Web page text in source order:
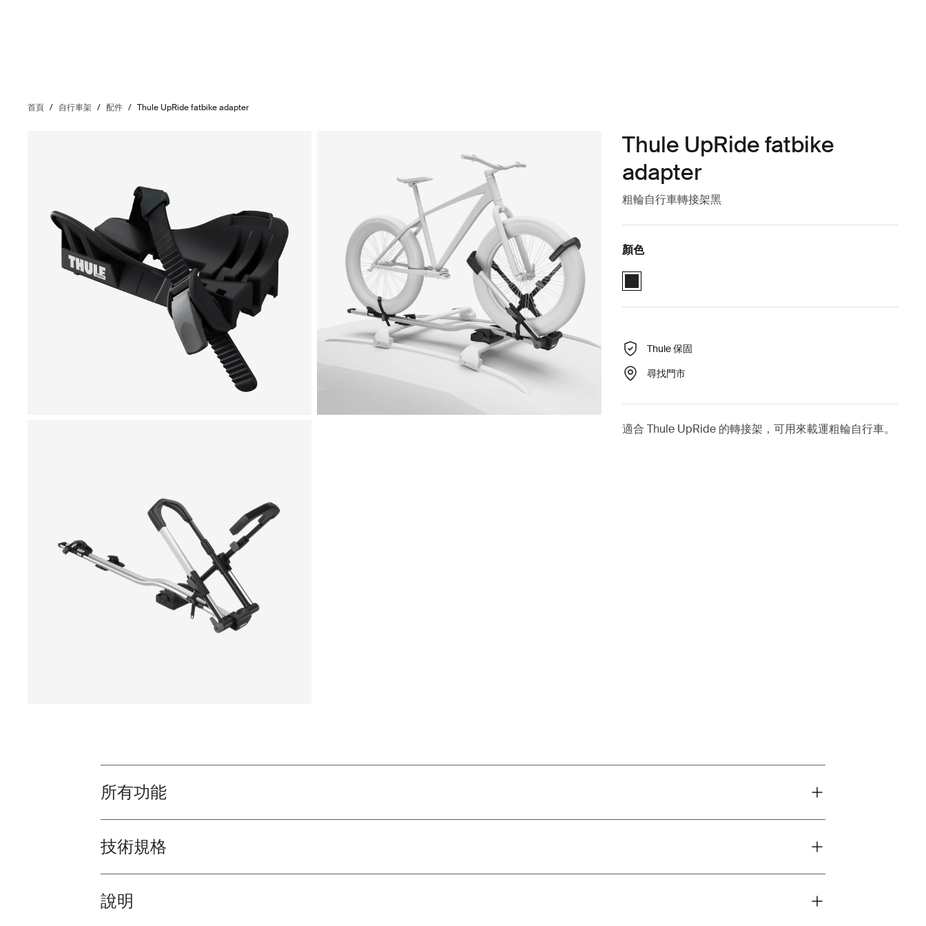
首頁 / 自行車架 / 配件 / Thule UpRide fatbike adapter
Thule UpRide fatbike
adapter
粗輪自行車轉接架黑
顏色
Thule UpRide fatbike adapter 黑色 (selected)
Thule 保固
尋找門市
適合 Thule UpRide 的轉接架，可用來載運粗輪自行車。
Toggle features
所有功能
Toggle techspec
技術規格
Toggle guides and instructions
說明